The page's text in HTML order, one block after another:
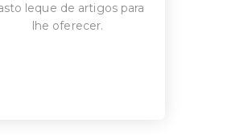
leque de artigos para
lhe oferecer.